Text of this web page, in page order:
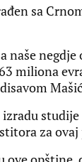
sa
naše
miliona
izradu
za